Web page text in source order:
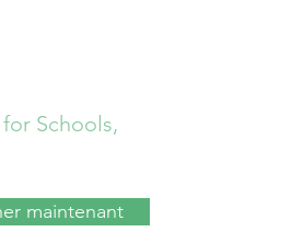
Schools,
maintenant